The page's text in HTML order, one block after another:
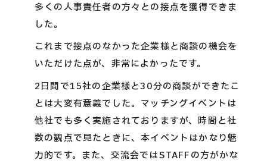
多くの人事責任者の方々との接点を獲得できま
した。
これまで接点のなかった企業様と商談の機会を
いただけた点が、非常によかったです。
2日間で15社の企業様と30分の商談ができたこ
とは大変有意義でした。マッチングイベントは
他社でも多く実施されておりますが、時間と社
数の観点で見たときに、本イベントはかなり魅
力的です。また、交流会ではSTAFFの方がかな